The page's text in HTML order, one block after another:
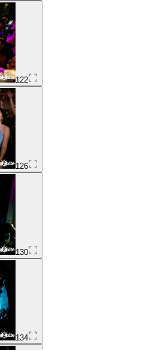
122
126
130
134